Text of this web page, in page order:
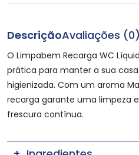
DescriçãoAvaliações (0)
O Limpabem Recarga WC
prática para manter a sua
higienizada. Com um aroma
recarga garante uma limpeza
frescura contínua.